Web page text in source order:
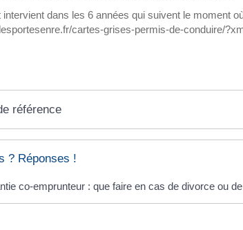
intervient dans les 6 années qui suivent le moment
cartes-grises-permis-de-conduire/
référence
? Réponses !
co-emprunteur : que faire en cas de divorce ou